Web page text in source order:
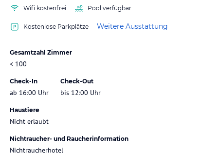
Wifi kostenfrei Pool verfügbar
Kostenlose Parkplätze Weitere Ausstattung
Gesamtzahl Zimmer
< 100
Check-In
ab 16:00 Uhr
Check-Out
bis 12:00 Uhr
Haustiere
Nicht erlaubt
Nichtraucher- und Raucherinformation
Nichtraucherhotel